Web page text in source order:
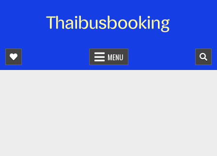
จองตั๋วรถออนไลน์ 24 ชั่วโมง
MENU